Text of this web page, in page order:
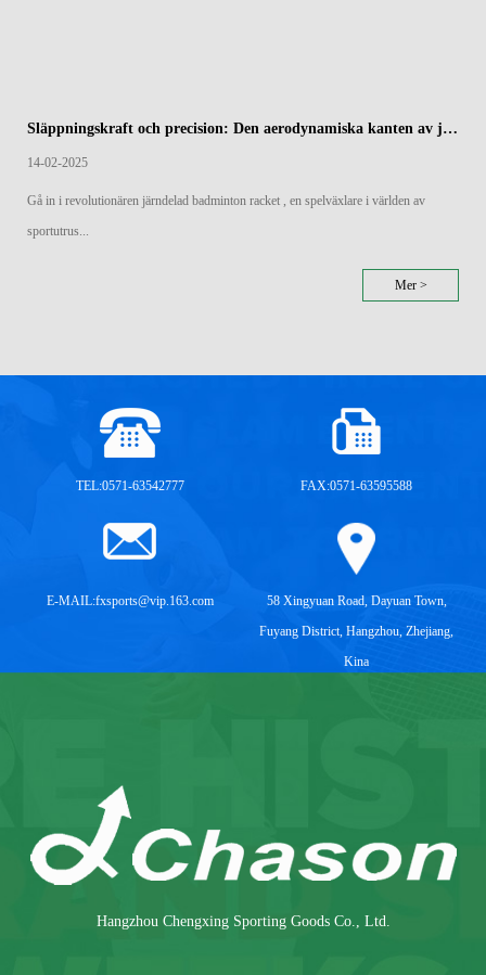
Släppningskraft och precision: Den aerodynamiska kanten av järndelade badmintonracketar
14-02-2025
Gå in i revolutionären järndelad badminton racket , en spelväxlare i världen av
sportutrus...
Mer >
TEL:0571-63542777 FAX:0571-63595588
E-MAIL:fxsports@vip.163.com
58 Xingyuan Road, Dayuan Town,
Fuyang District, Hangzhou, Zhejiang,
Kina
Hangzhou Chengxing Sporting Goods Co., Ltd.